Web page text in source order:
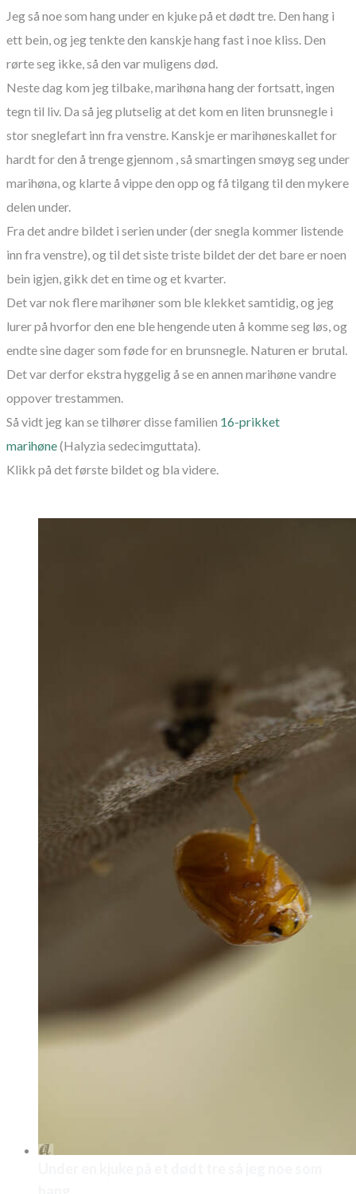
Jeg så noe som hang under en kjuke på et dødt tre. Den hang i
ett bein, og jeg tenkte den kanskje hang fast i noe kliss. Den
rørte seg ikke, så den var muligens død.
Neste dag kom jeg tilbake, marihøna hang der fortsatt, ingen
tegn til liv. Da så jeg plutselig at det kom en liten brunsnegle i
stor sneglefart inn fra venstre. Kanskje er marihøneskallet for
hardt for den å trenge gjennom , så smartingen smøyg seg under
marihøna, og klarte å vippe den opp og få tilgang til den mykere
delen under.
Fra det andre bildet i serien under (der snegla kommer listende
inn fra venstre), og til det siste triste bildet der det bare er noen
bein igjen, gikk det en time og et kvarter.
Det var nok flere marihøner som ble klekket samtidig, og jeg
lurer på hvorfor den ene ble hengende uten å komme seg løs, og
endte sine dager som føde for en brunsnegle. Naturen er brutal.
Det var derfor ekstra hyggelig å se en annen marihøne vandre
oppover trestammen.
Så vidt jeg kan se tilhører disse familien 16-prikket
marihøne(Halyzia sedecimguttata).
Klikk på det første bildet og bla videre.